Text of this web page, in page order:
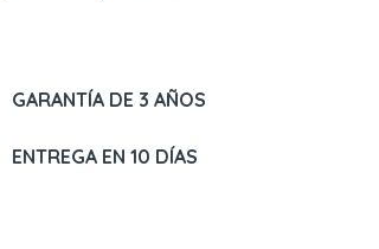
GARANTÍA DE 3 AÑOS
ENTREGA EN 10 DÍAS